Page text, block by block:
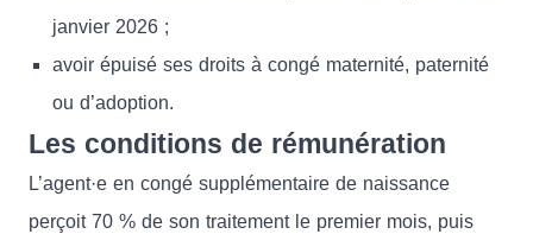
janvier 2026 ;
avoir épuisé ses droits à congé maternité, paternité
ou d’adoption.
Les conditions de rémunération
L’agent·e en congé supplémentaire de naissance
perçoit 70 % de son traitement le premier mois, puis